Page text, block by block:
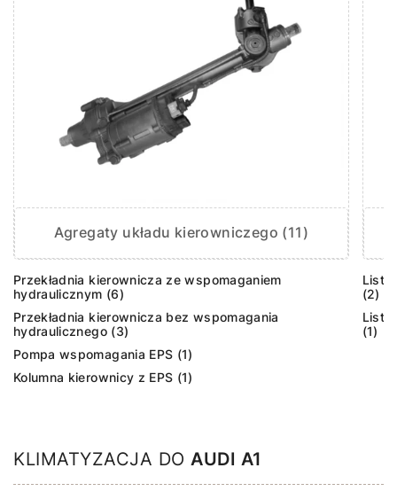
Agregaty układu kierowniczego (11)
Przekładnia kierownicza ze wspomaganiem
hydraulicznym (6)
Przekładnia kierownicza bez wspomagania
hydraulicznego (3)
Pompa wspomagania EPS (1)
Kolumna kierownicy z EPS (1)
(2)
(1)
KLIMATYZACJA DO AUDI A1